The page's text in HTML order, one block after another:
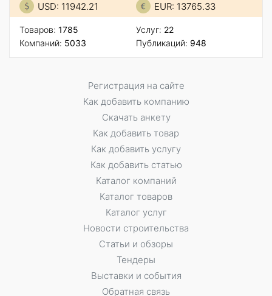
USD: 11942.21 EUR: 13765.33
Товаров: 1785
Компаний: 5033
Услуг: 22
Публикаций: 948
Регистрация на сайте
Как добавить компанию
Скачать анкету
Как добавить товар
Как добавить услугу
Как добавить статью
Каталог компаний
Каталог товаров
Каталог услуг
Новости строительства
Статьи и обзоры
Тендеры
Выставки и события
Обратная связь